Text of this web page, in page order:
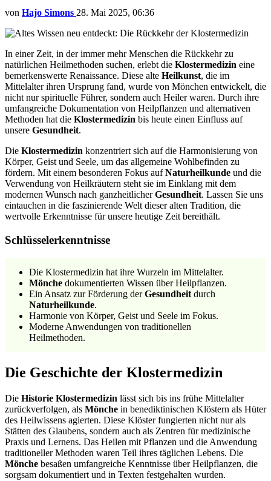
von Hajo Simons 28. Mai 2025, 06:36
In einer Zeit, in der immer mehr Menschen die Rückkehr zu
natürlichen Heilmethoden suchen, erlebt die Klostermedizin eine
bemerkenswerte Renaissance. Diese alte Heilkunst, die im
Mittelalter ihren Ursprung fand, wurde von Mönchen entwickelt, die
nicht nur spirituelle Führer, sondern auch Heiler waren. Durch ihre
umfangreiche Dokumentation von Heilpflanzen und alternativen
Methoden hat die Klostermedizin bis heute einen Einfluss auf
unsere Gesundheit.
Die Klostermedizin konzentriert sich auf die Harmonisierung von
Körper, Geist und Seele, um das allgemeine Wohlbefinden zu
fördern. Mit einem besonderen Fokus aufNaturheilkunde und die
Verwendung von Heilkräutern steht sie im Einklang mit dem
modernen Wunsch nach ganzheitlicherGesundheit. Lassen Sie uns
eintauchen in die faszinierende Welt dieser alten Tradition, die
wertvolle Erkenntnisse für unsere heutige Zeit bereithält.
Schlüsselerkenntnisse
Die Klostermedizin hat ihre Wurzeln im Mittelalter.
Mönche dokumentierten Wissen über Heilpflanzen.
Ein Ansatz zur Förderung derGesundheit durch
Naturheilkunde.
Harmonie von Körper, Geist und Seele im Fokus.
Moderne Anwendungen von traditionellen
Heilmethoden.
Die Geschichte der Klostermedizin
Die Historie Klostermedizin lässt sich bis ins frühe Mittelalter
zurückverfolgen, als Mönche in benediktinischen Klöstern als Hüter
des Heilwissens agierten. Diese Klöster fungierten nicht nur als
Stätten des Glaubens, sondern auch als Zentren für medizinische
Praxis und Lernens. Das Heilen mit Pflanzen und die Anwendung
traditioneller Methoden waren Teil ihres täglichen Lebens. Die
Mönche besaßen umfangreiche Kenntnisse über Heilpflanzen, die
sorgsam dokumentiert und in Texten festgehalten wurden.